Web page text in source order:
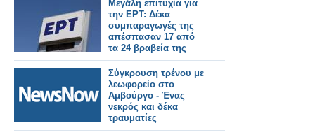
Μεγάλη επιτυχία για
την ΕΡΤ: Δέκα
συμπαραγωγές της
απέσπασαν 17 από
τα 24 βραβεία της
Ελληνικής Ακαδημίας
Κινηματογράφου
Σύγκρουση τρένου με
λεωφορείο στο
Αμβούργο - Ένας
νεκρός και δέκα
τραυματίες